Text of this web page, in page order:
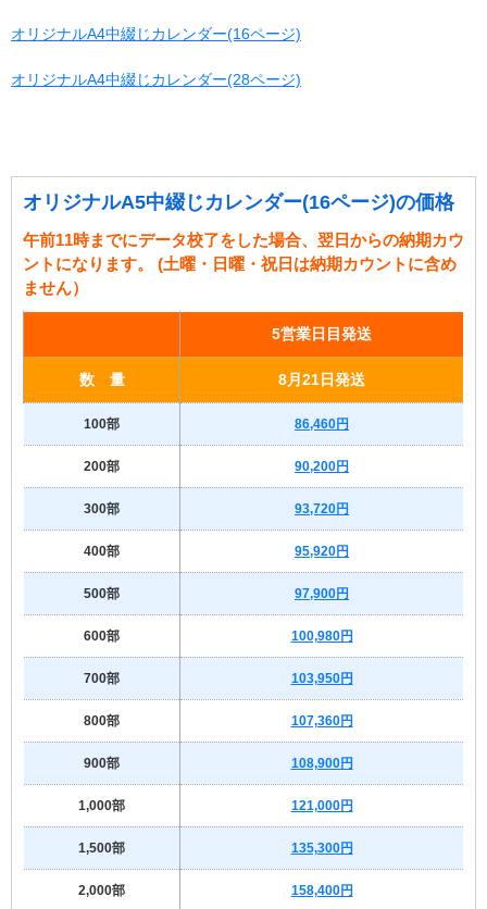
オリジナルA4中綴じカレンダー(16ページ)
オリジナルA4中綴じカレンダー(28ページ)
オリジナルA5中綴じカレンダー(16ページ)の価格
午前11時までにデータ校了をした場合、翌日からの納期カウ
ントになります。 (土曜・日曜・祝日は納期カウントに含め
ません）
5営業日目発送
数 量 8月21日発送
100部 86,460円
200部 90,200円
300部 93,720円
400部 95,920円
500部 97,900円
600部 100,980円
700部 103,950円
800部 107,360円
900部 108,900円
1,000部 121,000円
1,500部 135,300円
2,000部 158,400円